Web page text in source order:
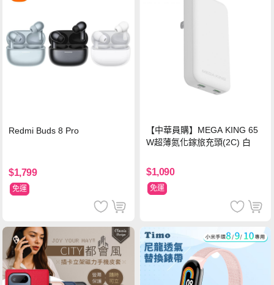
Redmi Buds 8 Pro
$1,799
免運
【中華員購】MEGA KING 65
W超薄氮化鎵旅充頭(2C) 白
$1,090
免運